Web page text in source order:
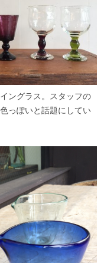
ングラス。スタッフの
っぽいと話題にしてい